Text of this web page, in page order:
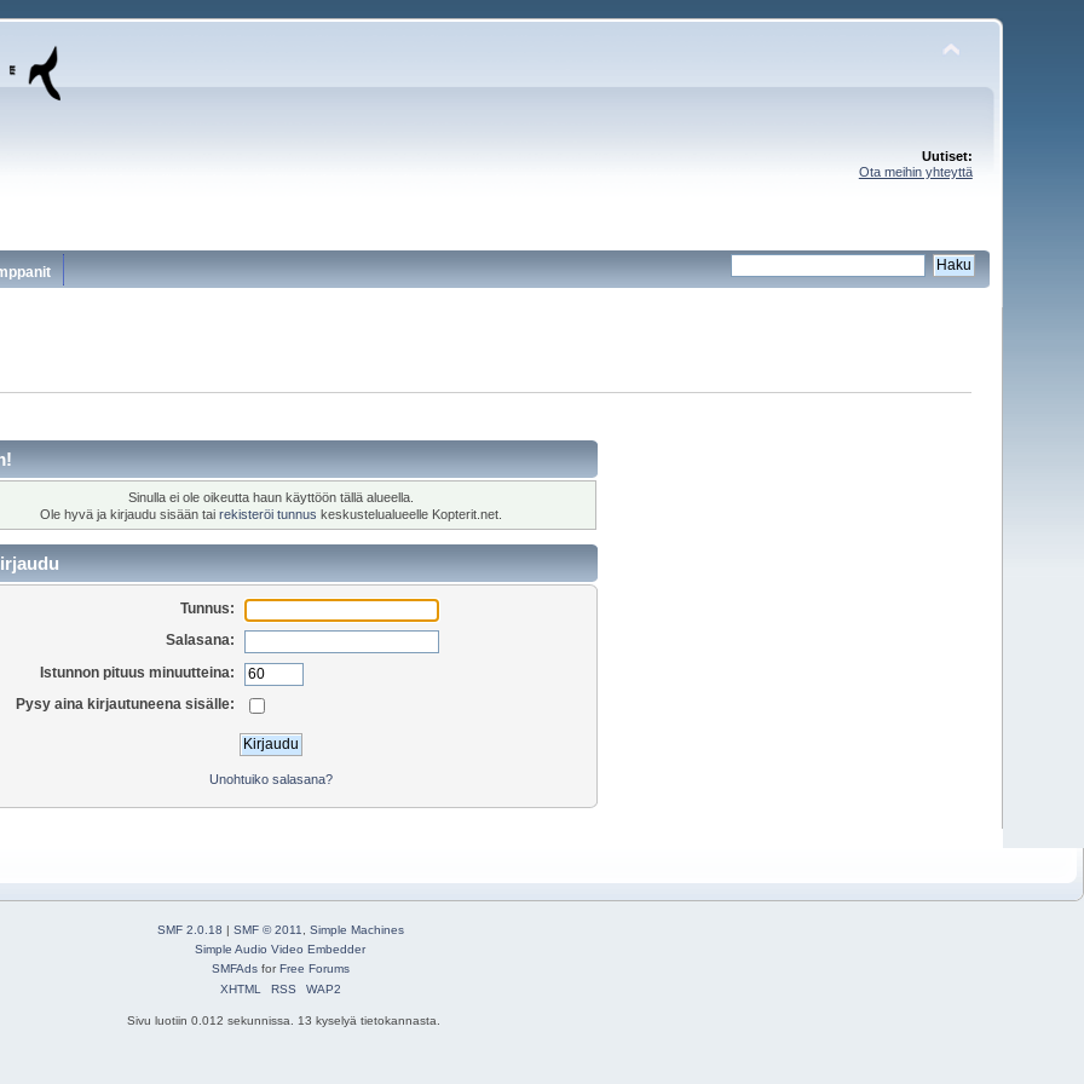
Uutiset:
Ota meihin yhteyttä
Sinulla ei ole oikeutta haun käyttöön tällä alueella.
Ole hyvä ja kirjaudu sisään tai rekisteröi tunnus keskustelualueelle Kopterit.net.
Tunnus:
Salasana:
Istunnon pituus minuutteina:
Pysy aina kirjautuneena sisälle:
Unohtuiko salasana?
SMF 2.0.18 SMF © 2011, Simple Machines
Simple Audio Video Embedder
SMFAdsfor Free Forums
XHTML
RSS WAP2
Sivu luotiin 0.012 sekunnissa. 13 kyselyä tietokannasta.